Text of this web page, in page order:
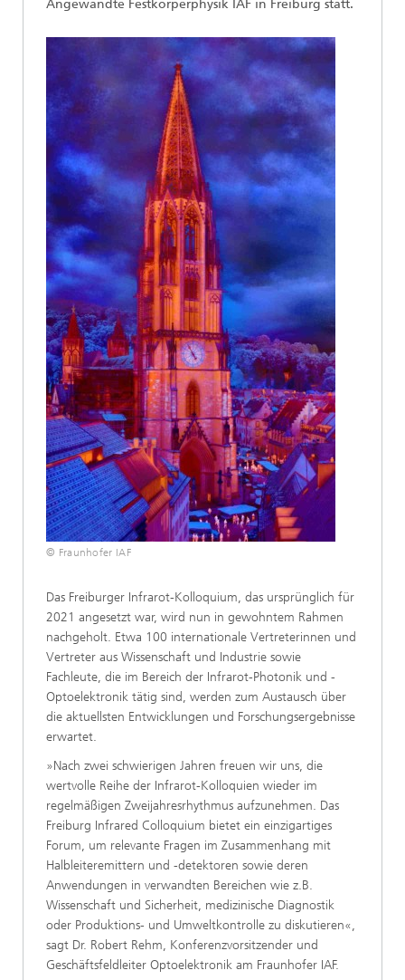
Angewandte Festkörperphysik IAF in Freiburg statt.
© Fraunhofer IAF
Das Freiburger Infrarot-Kolloquium, das ursprünglich für
2021 angesetzt war, wird nun in gewohntem Rahmen
nachgeholt. Etwa 100 internationale Vertreterinnen und
Vertreter aus Wissenschaft und Industrie sowie
Fachleute, die im Bereich der Infrarot-Photonik und -
Optoelektronik tätig sind, werden zum Austausch über
die aktuellsten Entwicklungen und Forschungsergebnisse
erwartet.
»Nach zwei schwierigen Jahren freuen wir uns, die
wertvolle Reihe der Infrarot-Kolloquien wieder im
regelmäßigen Zweijahresrhythmus aufzunehmen. Das
Freiburg Infrared Colloquium bietet ein einzigartiges
Forum, um relevante Fragen im Zusammenhang mit
Halbleiteremittern und -detektoren sowie deren
Anwendungen in verwandten Bereichen wie z.B.
Wissenschaft und Sicherheit, medizinische Diagnostik
oder Produktions- und Umweltkontrolle zu diskutieren«,
sagt Dr. Robert Rehm, Konferenzvorsitzender und
Geschäftsfeldleiter Optoelektronik am Fraunhofer IAF.